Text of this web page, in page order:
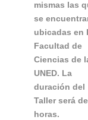
mismas las
se
ubicadas en
Facultad de
Ciencias de
UNED. La
duración del
Taller será
horas.